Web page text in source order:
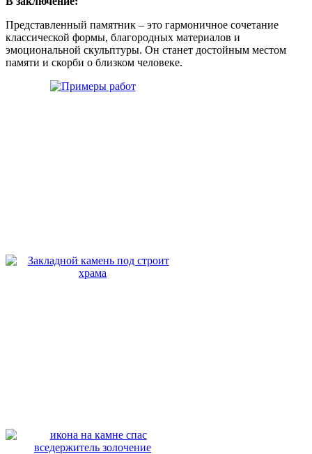
Представленный памятник – это гармоничное сочетание
классической формы, благородных материалов и
эмоциональной скульптуры. Он станет достойным местом
памяти и скорби о близком человеке.